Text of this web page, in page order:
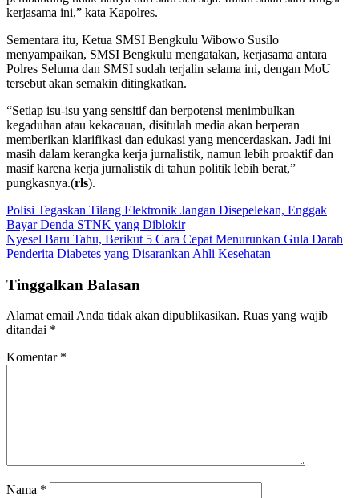
kerjasama ini,” kata Kapolres.
Sementara itu, Ketua SMSI Bengkulu Wibowo Susilo
menyampaikan, SMSI Bengkulu mengatakan, kerjasama antara
Polres Seluma dan SMSI sudah terjalin selama ini, dengan MoU
tersebut akan semakin ditingkatkan.
“Setiap isu-isu yang sensitif dan berpotensi menimbulkan
kegaduhan atau kekacauan, disitulah media akan berperan
memberikan klarifikasi dan edukasi yang mencerdaskan. Jadi ini
masih dalam kerangka kerja jurnalistik, namun lebih proaktif dan
masif karena kerja jurnalistik di tahun politik lebih berat,”
pungkasnya.(rls).
Navigasi
pos
Polisi Tegaskan Tilang Elektronik Jangan Disepelekan, Enggak
Bayar Denda STNK yang Diblokir
Nyesel Baru Tahu, Berikut 5 Cara Cepat Menurunkan Gula Darah
Penderita Diabetes yang Disarankan Ahli Kesehatan
Tinggalkan Balasan
Alamat email Anda tidak akan dipublikasikan. Ruas yang wajib
ditandai *
Komentar *
Nama *